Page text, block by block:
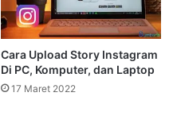
Cara Upload Story Instagram
Di PC, Komputer, dan Laptop
17 Maret 2022